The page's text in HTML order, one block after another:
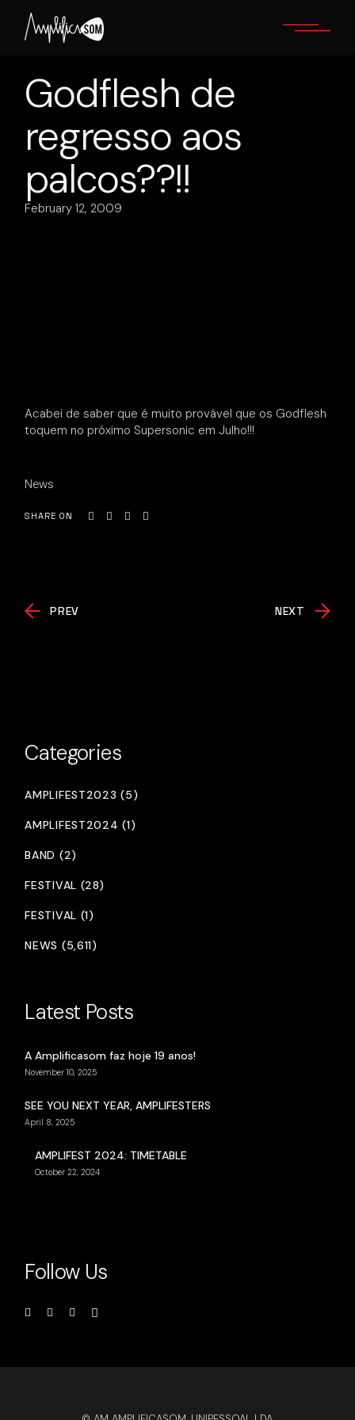
content
Godflesh de
regresso aos
palcos??!!
February 12, 2009
Acabei de saber que é muito provável que os Godflesh
toquem no próximo Supersonic em Julho!!!
News
SHARE ON
PREV NEXT
Categories
AMPLIFEST2023 (5)
AMPLIFEST2024 (1)
BAND (2)
FESTIVAL (28)
FESTIVAL (1)
NEWS (5,611)
Latest Posts
A Amplificasom faz hoje 19 anos!
November 10, 2025
SEE YOU NEXT YEAR, AMPLIFESTERS
April 8, 2025
AMPLIFEST 2024: TIMETABLE
October 22, 2024
Follow Us